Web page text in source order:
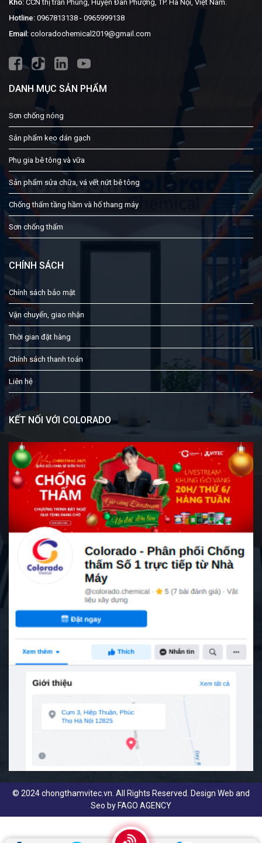
Kho: CCN thị trấn Phùng, Huyện Đan Phượng, TP. Hà Nội, Việt Nam.
Hotline: 0967813138 - 0965999138
Email: coloradochemical2019@gmail.com
DANH MỤC SẢN PHẨM
Sơn chống nóng
Sản phẩm keo dán gạch
Phụ gia bê tông và vữa
Sản phẩm sửa chữa, vá vết nứt bê tông
Chống thấm tầng hầm và hố thang máy
Sơn chống thấm
CHÍNH SÁCH
Chính sách bảo mật
Vận chuyển, giao nhận
Thời gian đặt hàng
Chính sách thanh toán
Liên hệ
KẾT NỐI VỚI COLORADO
© 2024 chongthamvitec.vn. All Rights Reserved. Design Web and
Seo by FAGO AGENCY